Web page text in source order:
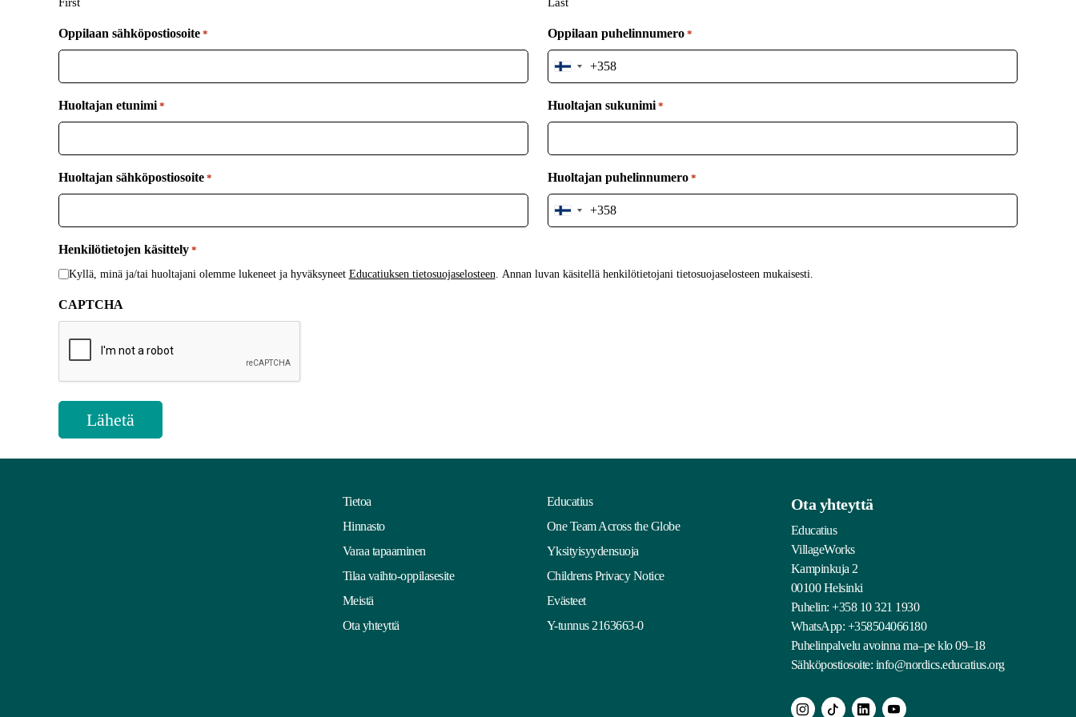
First Last
Oppilaan sähköpostiosoite * Oppilaan puhelinnumero *
Finland
+358
Huoltajan etunimi * Huoltajan sukunimi *
Huoltajan sähköpostiosoite * Huoltajan puhelinnumero *
Finland
+358
Henkilötietojen käsittely *
Kyllä, minä ja/tai huoltajani olemme lukeneet ja hyväksyneet Educatiuksen tietosuojaselosteen. Annan luvan käsitellä henkilötietojani tietosuojaselosteen mukaisesti.
CAPTCHA
Tietoa
Hinnasto
Varaa tapaaminen
Tilaa vaihto-oppilasesite
Meistä
Ota yhteyttä
Educatius
One Team Across the Globe
Yksityisyydensuoja
Childrens Privacy Notice
Evästeet
Y-tunnus 2163663-0
Ota yhteyttä
Educatius
VillageWorks
Kampinkuja 2
00100 Helsinki
Puhelin: +358 10 321 1930
WhatsApp: +358504066180
Puhelinpalvelu avoinna ma–pe klo 09–18
Sähköpostiosoite: info@nordics.educatius.org